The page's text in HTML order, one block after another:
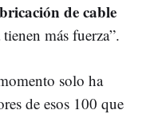
de cable
más fuerza”.
solo ha
de esos 100 que